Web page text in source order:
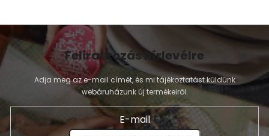
Feliratkozás hírlevélre
Adja meg az e-mail címét, és mi tájékoztatást küldünk
webáruházunk új termékeiről.
E-mail